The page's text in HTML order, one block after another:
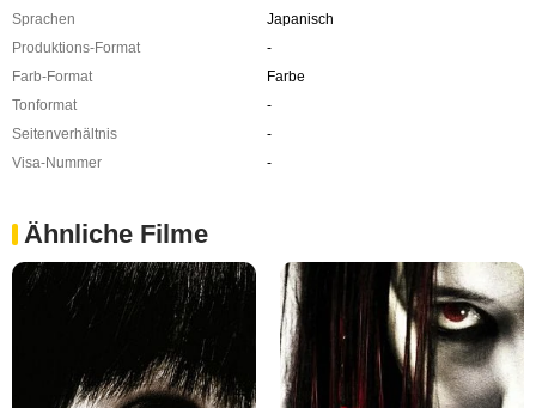
Sprachen
Japanisch
Produktions-Format
-
Farb-Format
Farbe
Tonformat
-
Seitenverhältnis
-
Visa-Nummer
-
Ähnliche Filme